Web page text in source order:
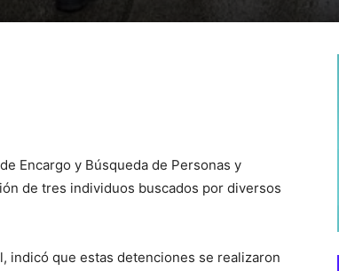
Encargo y Búsqueda de Personas y
de tres individuos buscados por diversos
indicó que estas detenciones se realizaron